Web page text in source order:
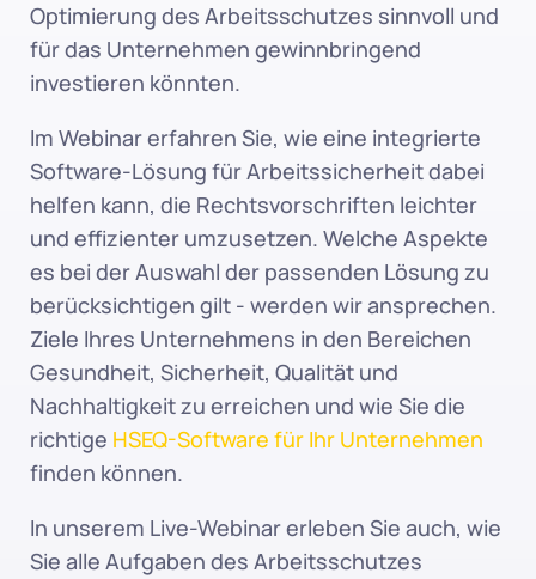
Optimierung des Arbeitsschutzes sinnvoll und
für das Unternehmen gewinnbringend
investieren könnten.
Im Webinar erfahren Sie, wie eine integrierte
Software-Lösung für Arbeitssicherheit dabei
helfen kann, die Rechtsvorschriften leichter
und effizienter umzusetzen. Welche Aspekte
es bei der Auswahl der passenden Lösung zu
berücksichtigen gilt - werden wir ansprechen.
Ziele Ihres Unternehmens in den Bereichen
Gesundheit, Sicherheit, Qualität und
Nachhaltigkeit zu erreichen und wie Sie die
richtige HSEQ-Software für Ihr Unternehmen
finden können.
In unserem Live-Webinar erleben Sie auch, wie
Sie alle Aufgaben des Arbeitsschutzes